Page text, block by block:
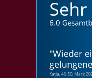
6.0
"Wieder
Katja, 46-50, März